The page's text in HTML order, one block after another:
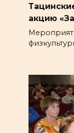
акцию